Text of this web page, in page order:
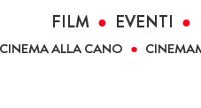
FILM EVENTI
CINEMA ALLA CANO